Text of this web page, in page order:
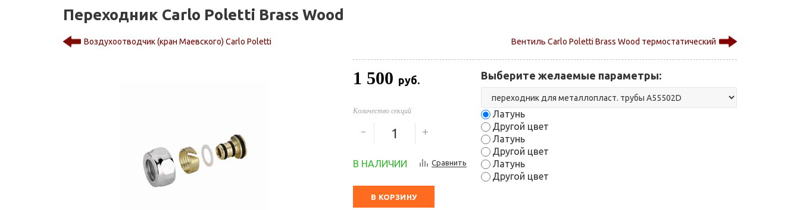
Переходник Carlo Poletti Brass Wood
Воздухоотводчик (кран Маевского) Carlo Poletti Вентиль Carlo Poletti Brass Wood термостатический
1 500 руб.
Количество секций
В НАЛИЧИИ Сравнить
Выберите желаемые параметры:
Латунь
Другой цвет
Латунь
Другой цвет
Латунь
Другой цвет
В КОРЗИНУ